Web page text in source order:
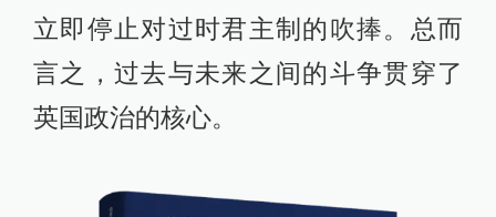
立即停止对过时君主制的吹捧。总而
言之，过去与未来之间的斗争贯穿了
英国政治的核心。